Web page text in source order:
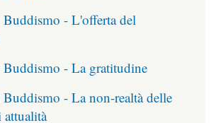
- L'offerta del
- La gratitudine
- La non-realtà delle